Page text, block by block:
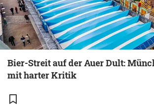
Bier-Streit auf der Auer Dult:
mit harter Kritik